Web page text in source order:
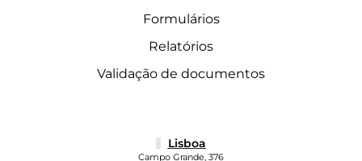
Formulários
Relatórios
Validação de documentos
Lisboa
Campo Grande, 376